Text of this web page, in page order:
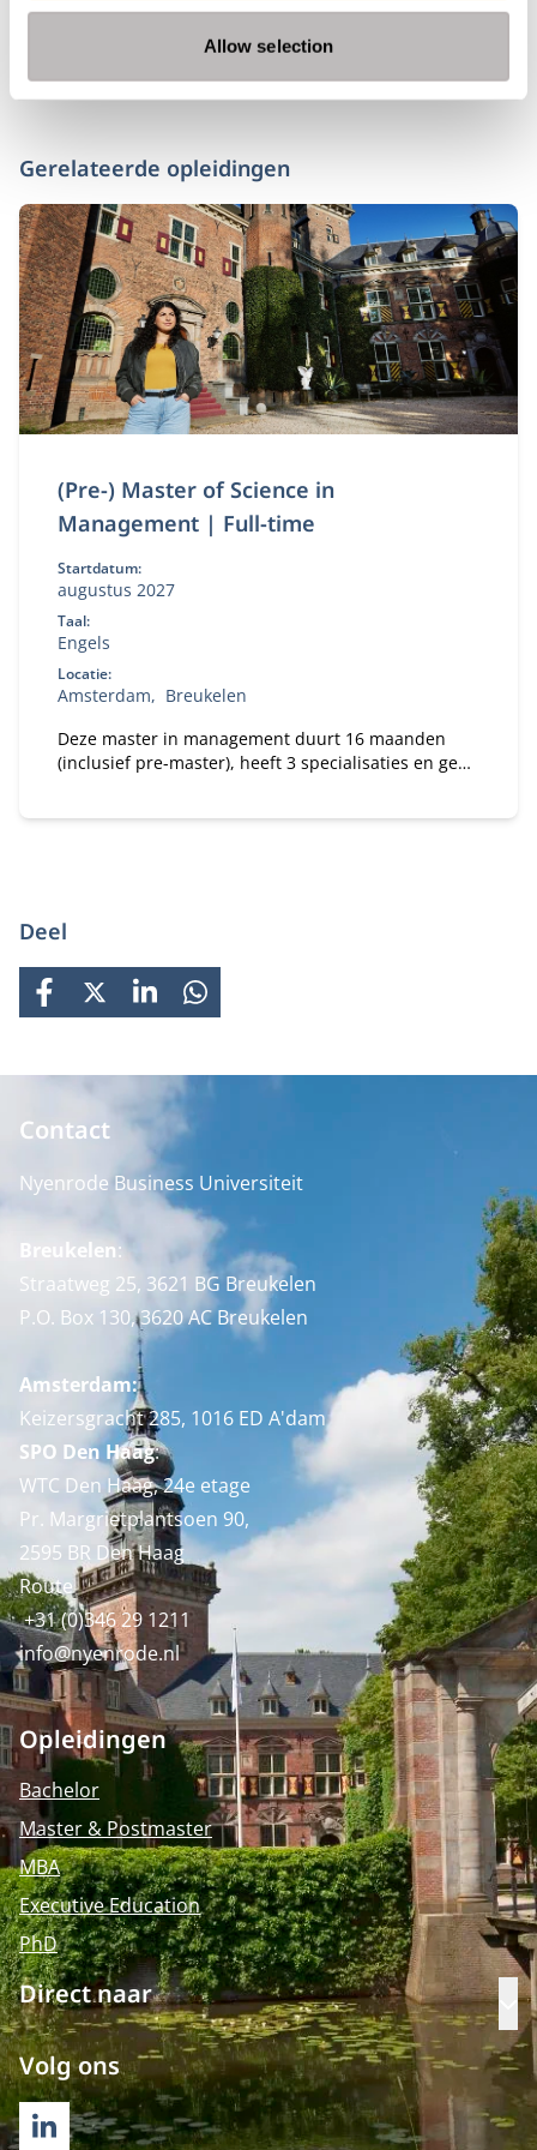
Allow selection
Gerelateerde opleidingen
(Pre-) Master of Science in
Management | Full-time
Startdatum:
augustus 2027
Taal:
Engels
Locatie:
Amsterdam
Breukelen
Deze master in management duurt 16 maanden
(inclusief pre-master), heeft 3 specialisaties en geeft
Deel
FACEBOOK
X LINKEDINWHATSAPP
Contact
Nyenrode Business Universiteit
Breukelen:
Straatweg 25, 3621 BG Breukelen
P.O. Box 130, 3620 AC Breukelen
Amsterdam:
Keizersgracht 285, 1016 ED A'dam
SPO Den Haag:
WTC Den Haag, 24e etage
Pr. Margrietplantsoen 90,
2595 BR Den Haag
Route
+31 (0)346 29 1211
info@nyenrode.nl
Opleidingen
Bachelor
Master & Postmaster
MBA
Executive Education
PhD
Direct naar
Volg ons
LINKEDIN